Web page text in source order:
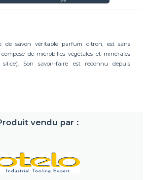
de savon véritable parfum citron, est sans
de microbilles végétales et minérales
Son savoir-faire est reconnu depuis
vendu par :